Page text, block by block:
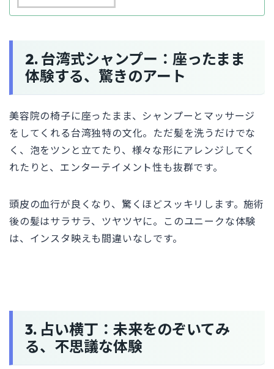
2. 台湾式シャンプー：座ったまま
体験する、驚きのアート
美容院の椅子に座ったまま、シャンプーとマッサージ
をしてくれる台湾独特の文化。ただ髪を洗うだけでな
く、泡をツンと立てたり、様々な形にアレンジしてく
れたりと、エンターテイメント性も抜群です。
頭皮の血行が良くなり、驚くほどスッキリします。施術
後の髪はサラサラ、ツヤツヤに。このユニークな体験
は、インスタ映えも間違いなしです。
3. 占い横丁：未来をのぞいてみ
る、不思議な体験